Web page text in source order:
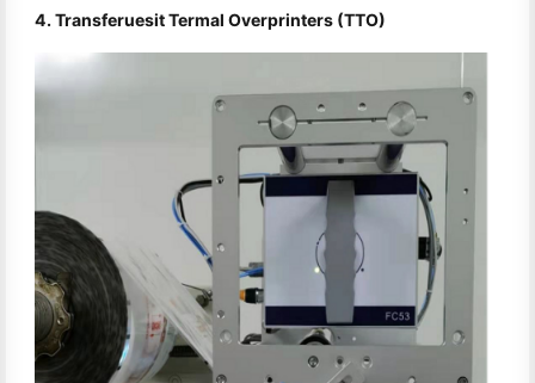
4. Transferuesit Termal Overprinters (TTO)